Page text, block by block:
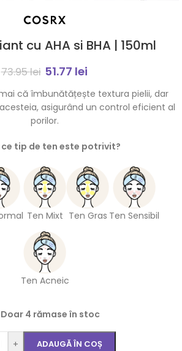
cu AHA si BHA | 150ml
73.95lei 51.77 lei
că îmbunătățește textura pielii, dar
asigurând un control eficient al
porilor.
ce tip de ten este potrivit?
Ten Mixt Ten Gras Ten Sensibil
Ten Acneic
Doar 4 rămase în stoc
+ ADAUGĂ ÎN COȘ